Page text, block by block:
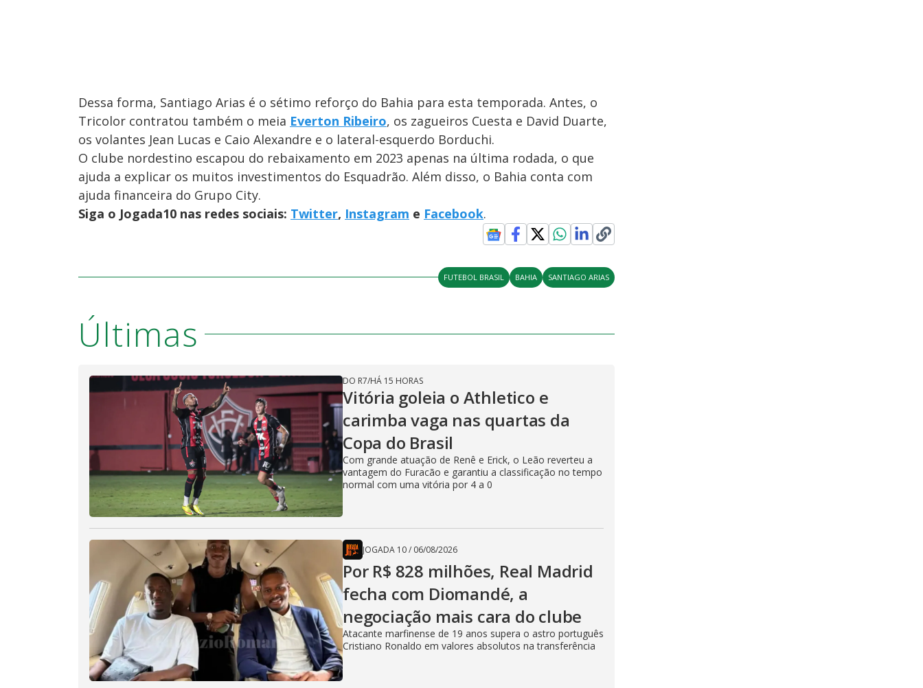
Dessa forma, Santiago Arias é o sétimo reforço do Bahia para esta temporada. Antes, o
Tricolor contratou também o meia Everton Ribeiro, os zagueiros Cuesta e David Duarte,
os volantes Jean Lucas e Caio Alexandre e o lateral-esquerdo Borduchi.
O clube nordestino escapou do rebaixamento em 2023 apenas na última rodada, o que
ajuda a explicar os muitos investimentos do Esquadrão. Além disso, o Bahia conta com
ajuda financeira do Grupo City.
Siga o Jogada10 nas redes sociais: Twitter, Instagram e Facebook.
FUTEBOL BRASIL BAHIA SANTIAGO ARIAS
Últimas
DO R7/HÁ 15 HORAS
Vitória goleia o Athletico e
carimba vaga nas quartas da
Copa do Brasil
Com grande atuação de Renê e Erick, o Leão reverteu a
vantagem do Furacão e garantiu a classificação no tempo
normal com uma vitória por 4 a 0
JOGADA 10/ 06/08/2026
Por R$ 828 milhões, Real Madrid
fecha com Diomandé, a
negociação mais cara do clube
Atacante marfinense de 19 anos supera o astro português
Cristiano Ronaldo em valores absolutos na transferência